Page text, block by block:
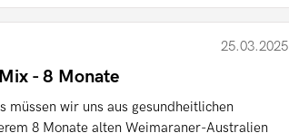
25.03.2025
- 8 Monate
müssen wir uns aus gesundheitlichen
8 Monate alten Weimaraner-Australien